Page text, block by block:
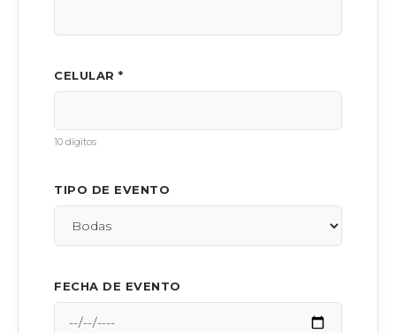
CELULAR *
10 dígitos
TIPO DE EVENTO
FECHA DE EVENTO